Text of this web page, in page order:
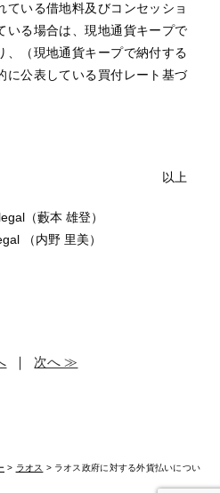
> ラオス > ラオス政府に対する外貨払いについ
ている借地料及びコンセッショ
いる場合は、現地通貨キープで
、（現地通貨キープで納付する
に公表している買付レート基づ
以上
（藪本 雄登）
（内野 里美）
｜ 次へ ≫